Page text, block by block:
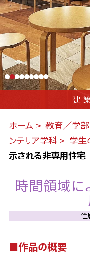
建
ホーム 教育／学部
ンテリア学科
学生
示される非専用住宅
時間領域に
住
■作品の概要